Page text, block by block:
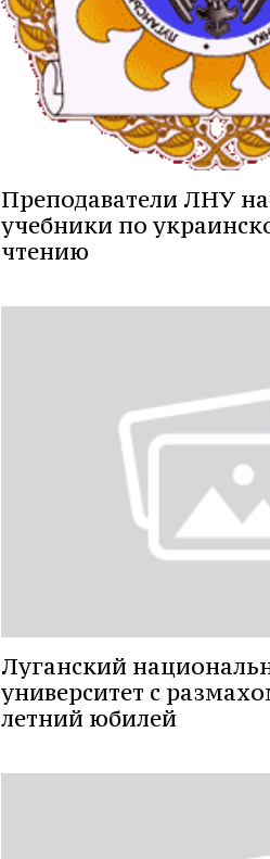
Преподаватели ЛНУ
учебники по
чтению
Луганский
университет с
летний юбилей